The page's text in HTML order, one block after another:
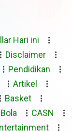
Hari ini
Disclaimer
Pendidikan
Artikel
Basket
Bola
CASN